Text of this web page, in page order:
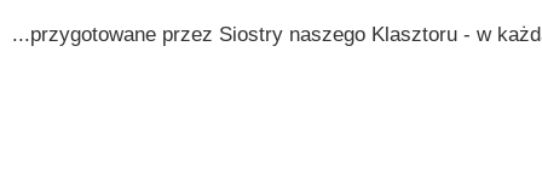
...przygotowane przez Siostry naszego Klasztoru - w